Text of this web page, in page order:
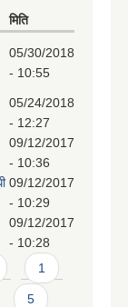
मिति
05/30/2018
- 10:55
05/24/2018
- 12:27
09/12/2017
- 10:36
09/12/2017
- 10:29
09/12/2017
- 10:28
1
5